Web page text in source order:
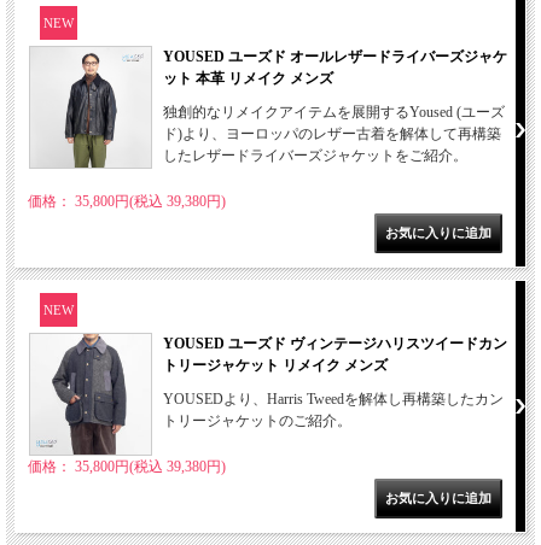
NEW
YOUSED ユーズド オールレザードライバーズジャケ
ット 本革 リメイク メンズ
独創的なリメイクアイテムを展開するYoused (ユーズ
ド)より、ヨーロッパのレザー古着を解体して再構築
したレザードライバーズジャケットをご紹介。
価格： 35,800円(税込 39,380円)
NEW
YOUSED ユーズド ヴィンテージハリスツイードカン
トリージャケット リメイク メンズ
YOUSEDより、Harris Tweedを解体し再構築したカン
トリージャケットのご紹介。
価格： 35,800円(税込 39,380円)